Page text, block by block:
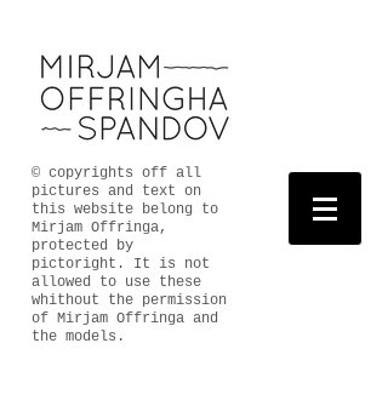
© copyrights off all
pictures and text on
this website belong to
Mirjam Offringa,
protected by
pictoright. It is not
allowed to use these
whithout the permission
of Mirjam Offringa and
the models.